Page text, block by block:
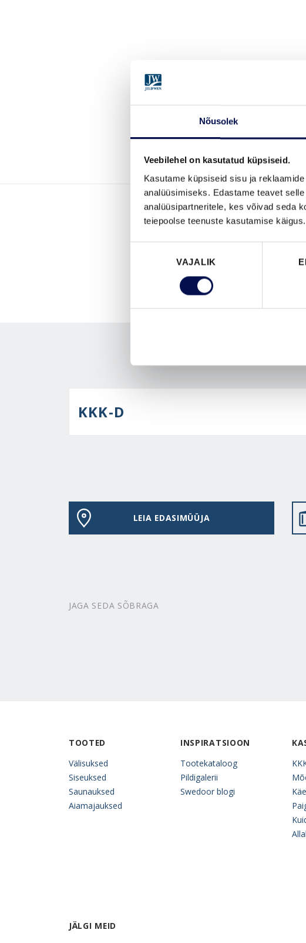
Nõusolek
Veebilehel on kasutatud küpsiseid.
Kasutame küpsiseid sisu ja
analüüsimiseks. Edastame teavet
analüüsipartneritele, kes võivad seda
teiepoolse teenuste kasutamise käigus.
VAJALIK
KKK-D
LEIA EDASIMÜÜJA
JAGA SEDA SÕBRAGA
TOOTED
Välisuksed
Siseuksed
Saunauksed
Aiamajauksed
INSPIRATSIOON
Tootekataloog
Pildigalerii
Swedoor blogi
JÄLGI MEID